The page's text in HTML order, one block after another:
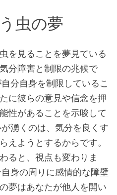
虫の夢
を見ることを夢見ている
分障害と制限の兆候で
分自身を制限しているこ
に彼らの意見や信念を押
性があることを示唆して
湧くのは、気分を良くす
えようとするからです。
ると、視点も変わりま
身の周りに感情的な障壁
夢はあなたが他人を開い